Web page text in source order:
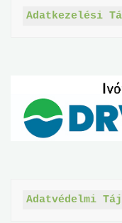
Adatkezelési
Adatvédelmi